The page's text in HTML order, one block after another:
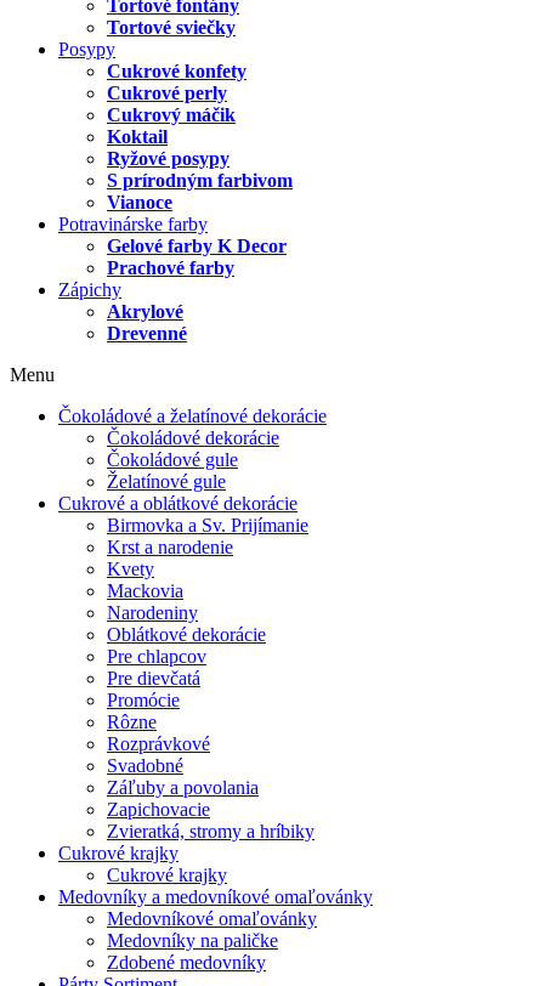
Tortové fontány
Tortové sviečky
Posypy
Cukrové konfety
Cukrové perly
Cukrový máčik
Koktail
Ryžové posypy
S prírodným farbivom
Vianoce
Potravinárske farby
Gelové farby K Decor
Prachové farby
Zápichy
Akrylové
Drevenné
Menu
Čokoládové a želatínové dekorácie
Čokoládové dekorácie
Čokoládové gule
Želatínové gule
Cukrové a oblátkové dekorácie
Birmovka a Sv. Prijímanie
Krst a narodenie
Kvety
Mackovia
Narodeniny
Oblátkové dekorácie
Pre chlapcov
Pre dievčatá
Promócie
Rôzne
Rozprávkové
Svadobné
Záľuby a povolania
Zapichovacie
Zvieratká, stromy a hríbiky
Cukrové krajky
Cukrové krajky
Medovníky a medovníkové omaľovánky
Medovníkové omaľovánky
Medovníky na paličke
Zdobené medovníky